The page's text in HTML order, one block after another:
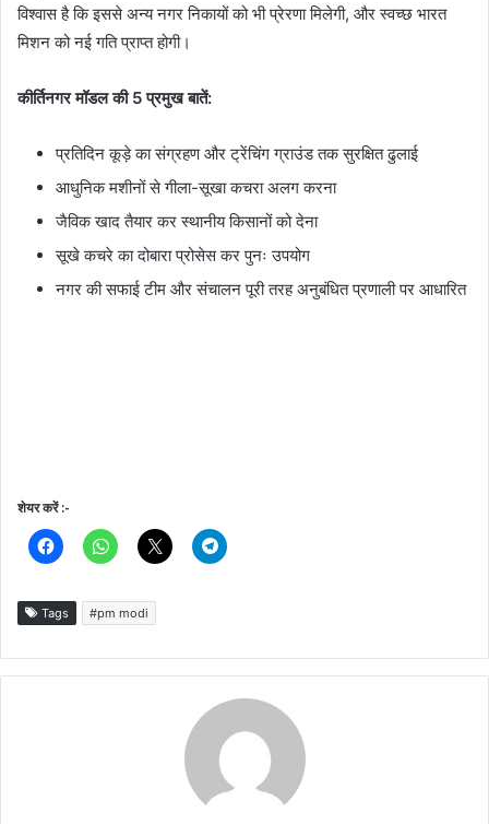
विश्वास है कि इससे अन्य नगर निकायों को भी प्रेरणा मिलेगी, और स्वच्छ भारत
मिशन को नई गति प्राप्त होगी।
कीर्तिनगर मॉडल की 5 प्रमुख बातें:
प्रतिदिन कूड़े का संग्रहण और ट्रेंचिंग ग्राउंड तक सुरक्षित ढुलाई
आधुनिक मशीनों से गीला-सूखा कचरा अलग करना
जैविक खाद तैयार कर स्थानीय किसानों को देना
सूखे कचरे का दोबारा प्रोसेस कर पुनः उपयोग
नगर की सफाई टीम और संचालन पूरी तरह अनुबंधित प्रणाली पर आधारित
शेयर करें :-
Tags #pm modi